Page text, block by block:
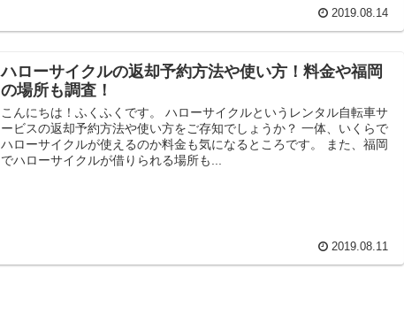
2019.08.14
ハローサイクルの返却予約方法や使い方！料金や福岡
の場所も調査！
こんにちは！ふくふくです。 ハローサイクルというレンタル自転車サ
ービスの返却予約方法や使い方をご存知でしょうか？ 一体、いくらで
ハローサイクルが使えるのか料金も気になるところです。 また、福岡
でハローサイクルが借りられる場所も...
2019.08.11